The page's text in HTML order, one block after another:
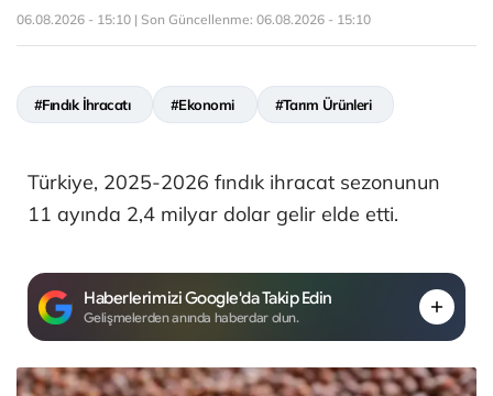
06.08.2026 - 15:10 | Son Güncellenme: 06.08.2026 - 15:10
#Fındık İhracatı #Ekonomi #Tarım Ürünleri
Türkiye, 2025-2026 fındık ihracat sezonunun
11 ayında 2,4 milyar dolar gelir elde etti.
Haberlerimizi Google'da Takip Edin
Gelişmelerden anında haberdar olun.